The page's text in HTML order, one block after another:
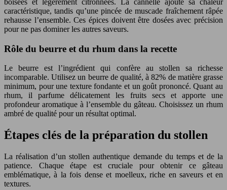
caractéristique, tandis qu’une pincée de muscade fraîchement râpée
rehausse l’ensemble. Ces épices doivent être dosées avec précision
pour ne pas dominer les autres saveurs.
Rôle du beurre et du rhum dans la recette
Le beurre est l’ingrédient qui confère au stollen sa richesse
incomparable. Utilisez un beurre de qualité, à 82% de matière grasse
minimum, pour une texture fondante et un goût prononcé. Quant au
rhum, il parfume délicatement les fruits secs et apporte une
profondeur aromatique à l’ensemble du gâteau. Choisissez un rhum
ambré de qualité pour un résultat optimal.
Étapes clés de la préparation du stollen
La réalisation d’un stollen authentique demande du temps et de la
patience. Chaque étape est cruciale pour obtenir ce gâteau
emblématique, à la fois dense et moelleux, riche en saveurs et en
textures.